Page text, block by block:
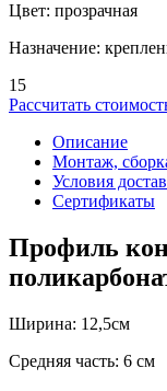
Цвет: прозрачная
Назначение:
15
Рассчитать
Описание
Монтаж,
Условия
Сертификаты
Профиль
Ширина: 12,5см
Средняя часть: 6 см